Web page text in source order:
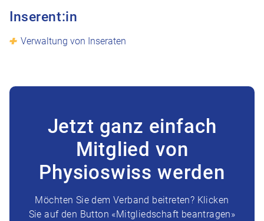
Inserent:in
Verwaltung von Inseraten
Jetzt ganz einfach
Mitglied von
Physioswiss werden
Möchten Sie dem Verband beitreten? Klicken
Sie auf den Button «Mitgliedschaft beantragen»